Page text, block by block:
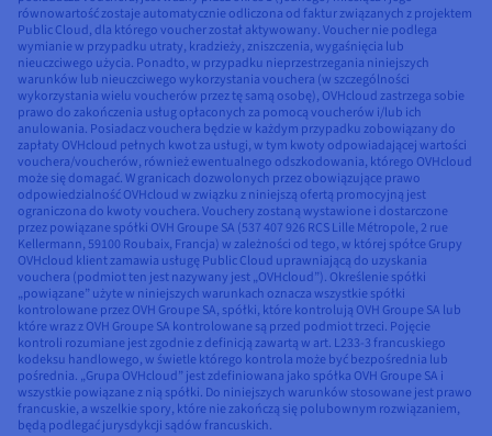
równowartość zostaje automatycznie odliczona od faktur związanych z projektem
Public Cloud, dla którego voucher został aktywowany. Voucher nie podlega
wymianie w przypadku utraty, kradzieży, zniszczenia, wygaśnięcia lub
nieuczciwego użycia. Ponadto, w przypadku nieprzestrzegania niniejszych
warunków lub nieuczciwego wykorzystania vouchera (w szczególności
wykorzystania wielu voucherów przez tę samą osobę), OVHcloud zastrzega sobie
prawo do zakończenia usług opłaconych za pomocą voucherów i/lub ich
anulowania. Posiadacz vouchera będzie w każdym przypadku zobowiązany do
zapłaty OVHcloud pełnych kwot za usługi, w tym kwoty odpowiadającej wartości
vouchera/voucherów, również ewentualnego odszkodowania, którego OVHcloud
może się domagać. W granicach dozwolonych przez obowiązujące prawo
odpowiedzialność OVHcloud w związku z niniejszą ofertą promocyjną jest
ograniczona do kwoty vouchera. Vouchery zostaną wystawione i dostarczone
przez powiązane spółki OVH Groupe SA (537 407 926 RCS Lille Métropole, 2 rue
Kellermann, 59100 Roubaix, Francja) w zależności od tego, w której spółce Grupy
OVHcloud klient zamawia usługę Public Cloud uprawniającą do uzyskania
vouchera (podmiot ten jest nazywany jest „OVHcloud”). Określenie spółki
„powiązane” użyte w niniejszych warunkach oznacza wszystkie spółki
kontrolowane przez OVH Groupe SA, spółki, które kontrolują OVH Groupe SA lub
które wraz z OVH Groupe SA kontrolowane są przed podmiot trzeci. Pojęcie
kontroli rozumiane jest zgodnie z definicją zawartą w art. L233-3 francuskiego
kodeksu handlowego, w świetle którego kontrola może być bezpośrednia lub
pośrednia. „Grupa OVHcloud” jest zdefiniowana jako spółka OVH Groupe SA i
wszystkie powiązane z nią spółki. Do niniejszych warunków stosowane jest prawo
francuskie, a wszelkie spory, które nie zakończą się polubownym rozwiązaniem,
będą podlegać jurysdykcji sądów francuskich.